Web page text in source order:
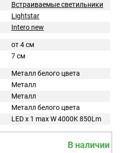
Встраиваемые светильники
Lightstar
Intero new
от 4 см
7 см
Металл белого цвета
Металл
Металл
Металл белого цвета
LED x 1 max W 4000K 850Lm
В наличии